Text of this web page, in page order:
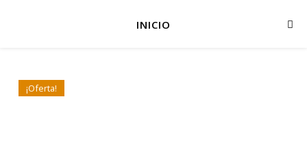
INICIO
¡Oferta!